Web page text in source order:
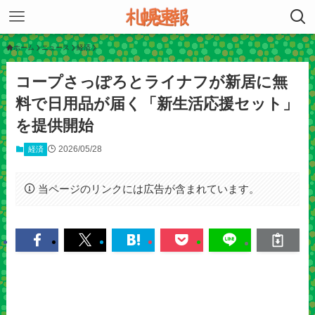
ホーム ニュース 経済
コープさっぽろとライナフが新居に無
料で日用品が届く「新生活応援セット」
を提供開始
経済 2026/05/28
当ページのリンクには広告が含まれています。